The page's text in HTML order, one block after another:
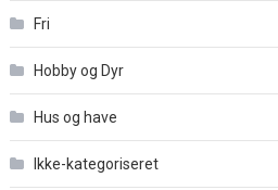
Fri
Hobby og Dyr
Hus og have
Ikke-kategoriseret